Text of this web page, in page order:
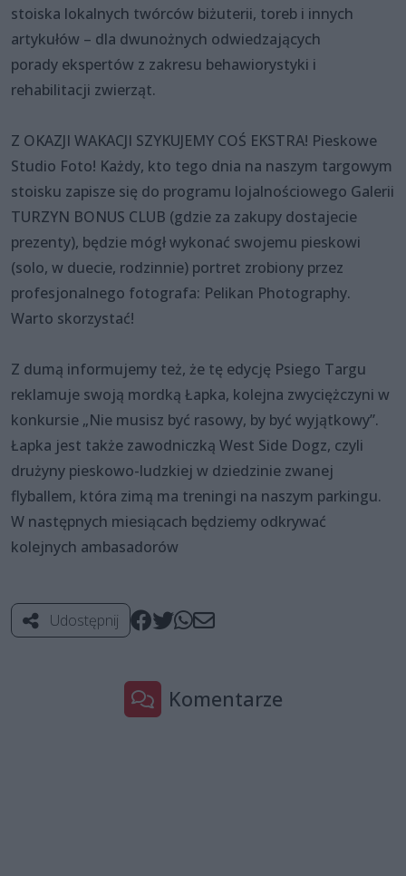
stoiska lokalnych twórców biżuterii, toreb i innych
artykułów – dla dwunożnych odwiedzających
porady ekspertów z zakresu behawiorystyki i
rehabilitacji zwierząt.
Z OKAZJI WAKACJI SZYKUJEMY COŚ EKSTRA! Pieskowe
Studio Foto! Każdy, kto tego dnia na naszym targowym
stoisku zapisze się do programu lojalnościowego Galerii
TURZYN BONUS CLUB (gdzie za zakupy dostajecie
prezenty), będzie mógł wykonać swojemu pieskowi
(solo, w duecie, rodzinnie) portret zrobiony przez
profesjonalnego fotografa: Pelikan Photography.
Warto skorzystać!
Z dumą informujemy też, że tę edycję Psiego Targu
reklamuje swoją mordką Łapka, kolejna zwyciężczyni w
konkursie „Nie musisz być rasowy, by być wyjątkowy”.
Łapka jest także zawodniczką West Side Dogz, czyli
drużyny pieskowo-ludzkiej w dziedzinie zwanej
flyballem, która zimą ma treningi na naszym parkingu.
W następnych miesiącach będziemy odkrywać
kolejnych ambasadorów
Udostępnij
Komentarze